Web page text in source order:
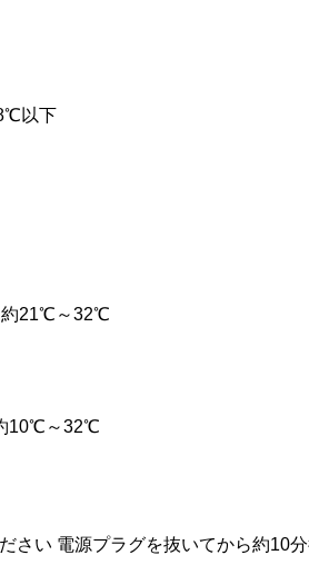
以下
約21℃～32℃
10℃～32℃
さい 電源プラグを抜いてから約10